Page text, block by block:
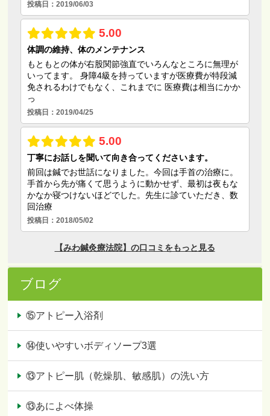
ブログ
⑮アトピー入浴剤
⑭使いやすいボディソープ3選
⑬アトピー肌（乾燥肌、敏感肌）の洗い方
⑬あによべ体操